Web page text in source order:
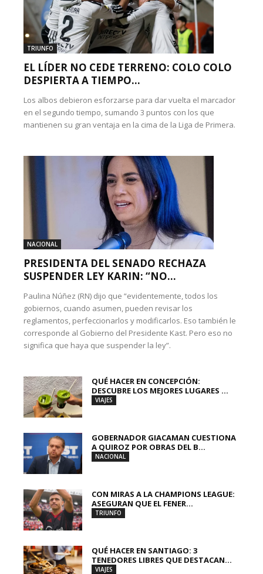
TRIUNFO
EL LÍDER NO CEDE TERRENO: COLO COLO
DESPIERTA A TIEMPO...
Los albos debieron esforzarse para dar vuelta el marcador
en el segundo tiempo, sumando 3 puntos con los que
mantienen su gran ventaja en la cima de la Liga de Primera.
NACIONAL
PRESIDENTA DEL SENADO RECHAZA
SUSPENDER LEY KARIN: “NO...
Paulina Núñez (RN) dijo que “evidentemente, todos los
gobiernos, cuando asumen, pueden revisar los
reglamentos, perfeccionarlos y modificarlos. Eso también le
corresponde al Gobierno del Presidente Kast. Pero eso no
significa que haya que suspender la ley”.
QUÉ HACER EN CONCEPCIÓN:
DESCUBRE LOS MEJORES LUGARES ...
VIAJES
GOBERNADOR GIACAMAN CUESTIONA
A QUIROZ POR OBRAS DEL B...
NACIONAL
CON MIRAS A LA CHAMPIONS LEAGUE:
ASEGURAN QUE EL FENER...
TRIUNFO
QUÉ HACER EN SANTIAGO: 3
TENEDORES LIBRES QUE DESTACAN...
VIAJES